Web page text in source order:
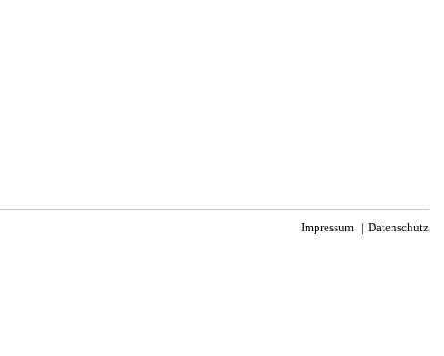
Impressum Datenschutz